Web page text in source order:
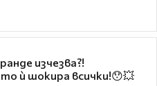
изчезва?!
ѝ шокира всички!😯💥